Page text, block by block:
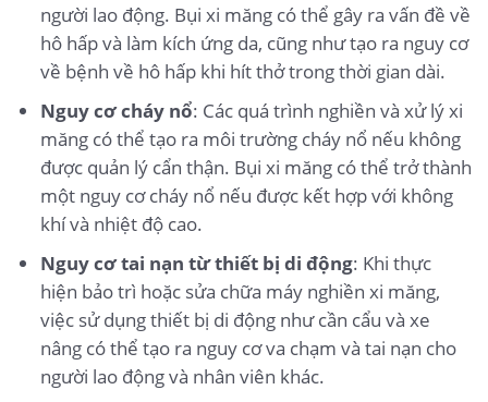
người lao động. Bụi xi măng có thể gây ra vấn đề về
hô hấp và làm kích ứng da, cũng như tạo ra nguy cơ
về bệnh về hô hấp khi hít thở trong thời gian dài.
Nguy cơ cháy nổ: Các quá trình nghiền và xử lý xi
măng có thể tạo ra môi trường cháy nổ nếu không
được quản lý cẩn thận. Bụi xi măng có thể trở thành
một nguy cơ cháy nổ nếu được kết hợp với không
khí và nhiệt độ cao.
Nguy cơ tai nạn từ thiết bị di động: Khi thực
hiện bảo trì hoặc sửa chữa máy nghiền xi măng,
việc sử dụng thiết bị di động như cần cẩu và xe
nâng có thể tạo ra nguy cơ va chạm và tai nạn cho
người lao động và nhân viên khác.